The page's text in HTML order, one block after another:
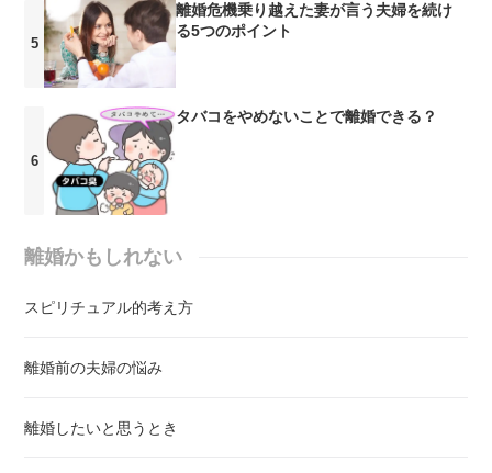
離婚危機乗り越えた妻が言う夫婦を続け
る5つのポイント
タバコをやめないことで離婚できる？
離婚かもしれない
スピリチュアル的考え方
離婚前の夫婦の悩み
離婚したいと思うとき